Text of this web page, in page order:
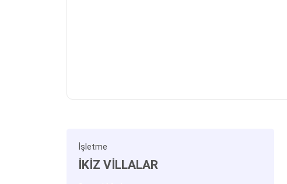
İşletme
İKİZ VİLLALAR